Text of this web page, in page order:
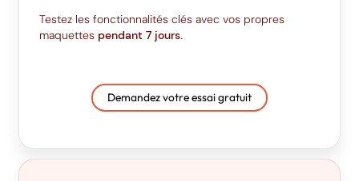
Testez les fonctionnalités clés avec vos propres
maquettes pendant 7 jours.
Demandez votre essai gratuit